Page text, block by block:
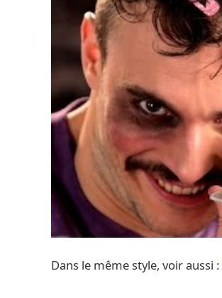
Dans le même style, voir aussi :